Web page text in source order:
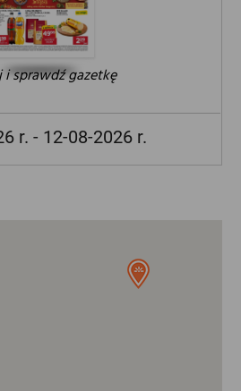
i sprawdź gazetkę
r. - 12-08-2026 r.